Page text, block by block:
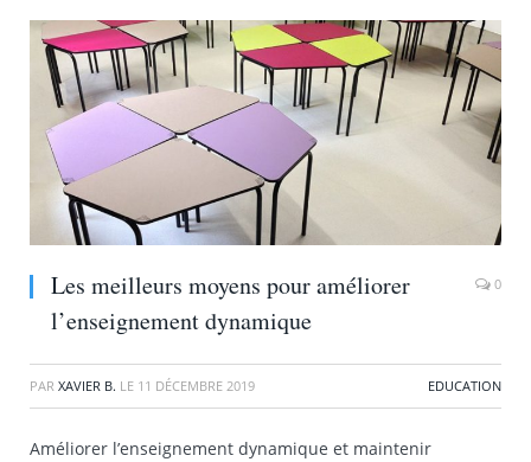
Les meilleurs moyens pour améliorer
l’enseignement dynamique
0
PAR XAVIER B. LE 11 DÉCEMBRE 2019 EDUCATION
Améliorer l’enseignement dynamique et maintenir